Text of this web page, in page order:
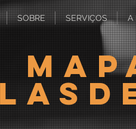
SOBRE SERVIÇOS A